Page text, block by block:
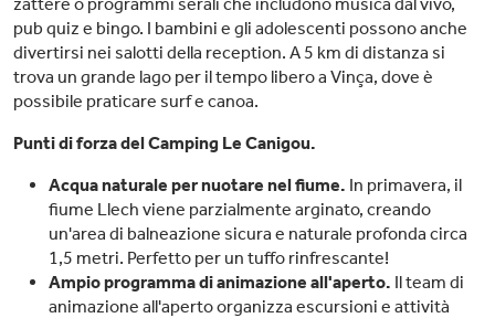
pub quiz e bingo. I bambini e gli adolescenti possono anche
divertirsi nei salotti della reception. A 5 km di distanza si
trova un grande lago per il tempo libero a Vinça, dove è
possibile praticare surf e canoa.
Punti di forza del Camping Le Canigou.
Acqua naturale per nuotare nel fiume. In primavera, il
fiume Llech viene parzialmente arginato, creando
un'area di balneazione sicura e naturale profonda circa
1,5 metri. Perfetto per un tuffo rinfrescante!
Ampio programma di animazione all'aperto. Il team di
animazione all'aperto organizza escursioni e attività